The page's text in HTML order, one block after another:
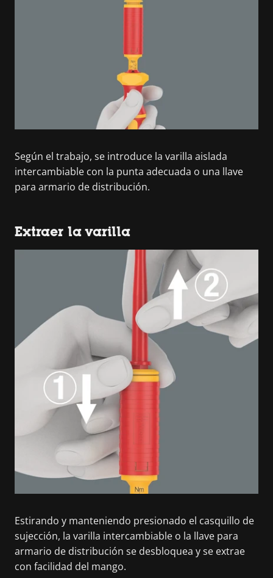
Según el trabajo, se introduce la varilla aislada
intercambiable con la punta adecuada o una llave
para armario de distribución.
Extraer la varilla
Estirando y manteniendo presionado el casquillo de
sujección, la varilla intercambiable o la llave para
armario de distribución se desbloquea y se extrae
con facilidad del mango.